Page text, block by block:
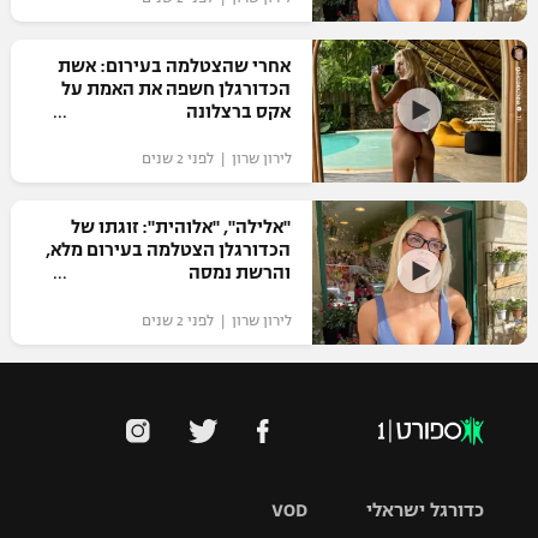
הצטרפות לחבילת הערוצים
לוח דרושים – ג'ובנט
תגיות
המגזין
אחרי שהצטלמה בעירום: אשת
הכדורגלן חשפה את האמת על
אקס ברצלונה
לירון שרון | לפני 2 שנים
"אלילה", "אלוהית": זוגתו של
הכדורגלן הצטלמה בעירום מלא,
והרשת נמסה
לירון שרון | לפני 2 שנים
VOD כדורגל ישראלי